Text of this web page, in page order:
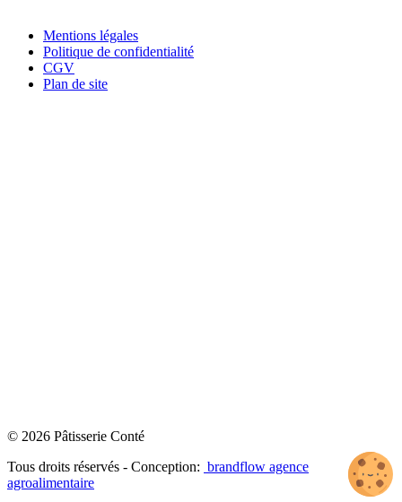
Mentions légales
Politique de confidentialité
CGV
Plan de site
© 2026 Pâtisserie Conté
Tous droits réservés - Conception: brandflow agence
agroalimentaire